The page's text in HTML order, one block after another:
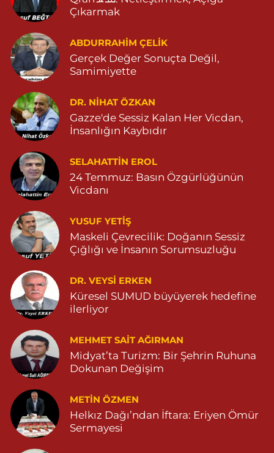
Yeni Şifa Eczanesi
13 Mart Mahallesi, Şehit M.Remzi Yersel Caddesi No:3 E Artuklu
Mardin
0 (482) 213 11 71 Yol Tarifi Al
Serhat Eczanesi
Zeytinpınar Mahallesi, Roj Caddesi No:11 Derik Mardin
0 (482) 251 30 06
Çınarbaş Eczanesi
Bahçebaşı Mahallesi, Hanse Hatun Caddesi No:120 C Yeşilli
Mardin
0 (482) 591 10 15 Yol Tarifi Al
Şahin Eczanesi
Kaplan Mahallesi, Mardin Caddesi No:25 C Savur Mardin
0 (555) 151 49 05 Yol Tarifi Al
Özdemir Eczanesi
Yeni Mahalle, 3086.Sokak No:4 3 Ömerli Mardin
0 (482) 541 31 21
Çıkarmak
ABDURRAHIM ÇELİK
Gerçek Değer Sonuçta Değil,
Samimiyette
DR. NIHAT ÖZKAN
Gazze'de Sessiz Kalan Her Vicdan,
İnsanlığın Kaybıdır
SELAHATTIN EROL
24 Temmuz: Basın Özgürlüğünün
Vicdanı
YUSUF YETİŞ
Maskeli Çevrecilik: Doğanın Sessiz
Çığlığı ve İnsanın Sorumsuzluğu
DR. VEYSI ERKEN
Küresel SUMUD büyüyerek hedefine
ilerliyor
MEHMET SAIT AĞIRMAN
Midyat’ta Turizm: Bir Şehrin Ruhuna
Dokunan Değişim
METIN ÖZMEN
Helkız Dağı’ndan İftara: Eriyen Ömür
Sermayesi